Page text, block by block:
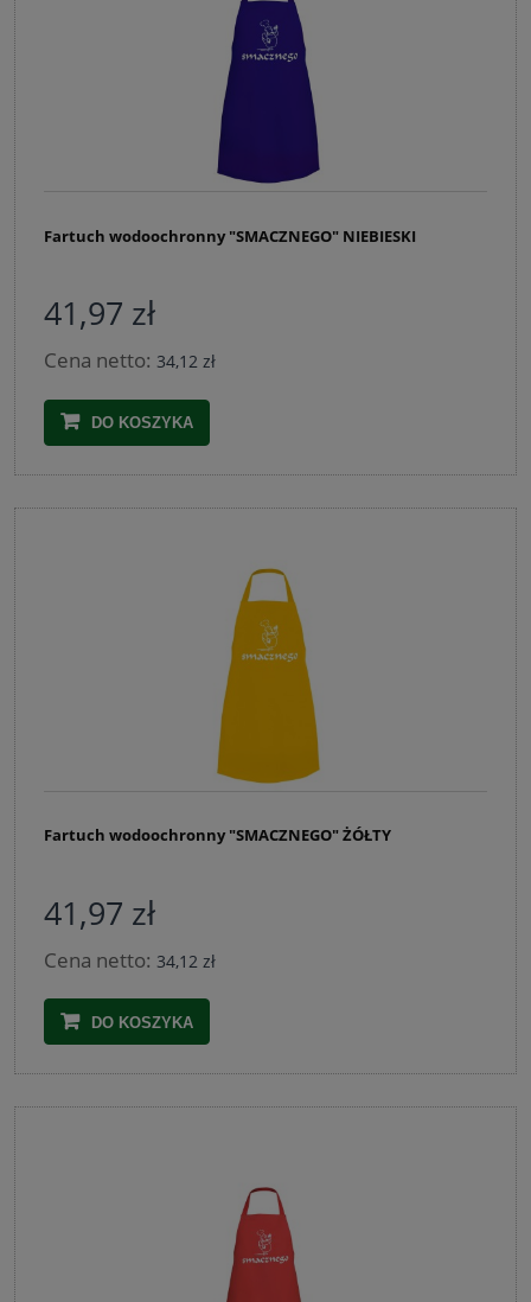
Fartuch wodoochronny "SMACZNEGO" NIEBIESKI
41,97 zł
Cena netto: 34,12 zł
DO KOSZYKA
Fartuch wodoochronny "SMACZNEGO" ŻÓŁTY
41,97 zł
Cena netto: 34,12 zł
DO KOSZYKA